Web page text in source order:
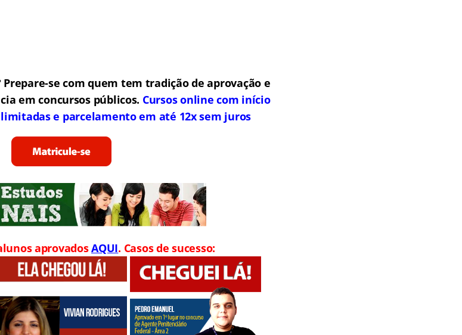
se com quem tem tradição de aprovação e
em concursos públicos. Cursos online com início
e parcelamento em até 12x sem juros
aprovadosAQUI. Casos de sucesso: